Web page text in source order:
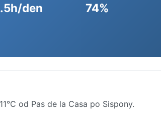
den 74%
od Pas de la Casa po Sispony.